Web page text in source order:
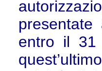
entro il 31